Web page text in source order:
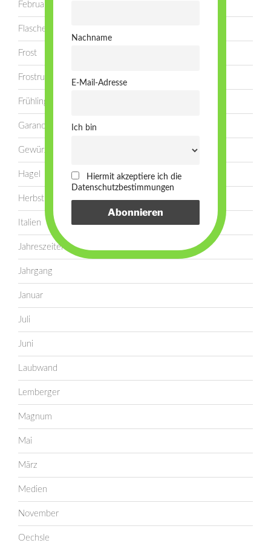
Februar
Flasche
Frost
Frostruten
Frühling
Garanoir
Gewürztraminer
Hagel
Herbst
Italien
Jahreszeiten
Jahrgang
Januar
Juli
Juni
Laubwand
Lemberger
Magnum
Mai
März
Medien
November
Oechsle
Nachname
E-Mail-Adresse
Ich bin
Hiermit akzeptiere ich die
Datenschutzbestimmungen